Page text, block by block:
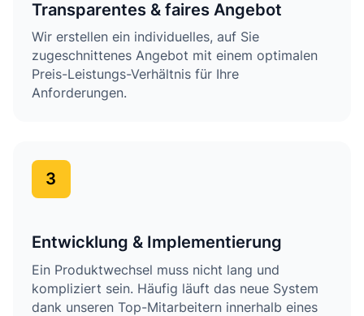
Transparentes & faires Angebot
Wir erstellen ein individuelles, auf Sie
zugeschnittenes Angebot mit einem optimalen
Preis-Leistungs-Verhältnis für Ihre
Anforderungen.
3
Entwicklung & Implementierung
Ein Produktwechsel muss nicht lang und
kompliziert sein. Häufig läuft das neue System
dank unseren Top-Mitarbeitern innerhalb eines